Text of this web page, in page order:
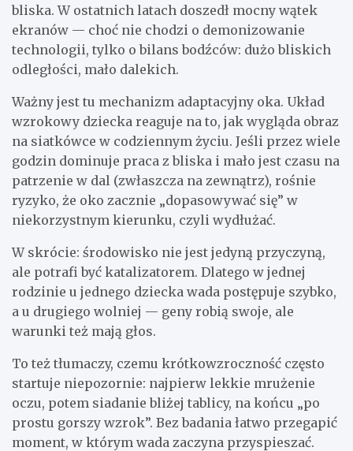
bliska. W ostatnich latach doszedł mocny wątek
ekranów — choć nie chodzi o demonizowanie
technologii, tylko o bilans bodźców: dużo bliskich
odległości, mało dalekich.
Ważny jest tu mechanizm adaptacyjny oka. Układ
wzrokowy dziecka reaguje na to, jak wygląda obraz
na siatkówce w codziennym życiu. Jeśli przez wiele
godzin dominuje praca z bliska i mało jest czasu na
patrzenie w dal (zwłaszcza na zewnątrz), rośnie
ryzyko, że oko zacznie „dopasowywać się” w
niekorzystnym kierunku, czyli wydłużać.
W skrócie: środowisko nie jest jedyną przyczyną,
ale potrafi być katalizatorem. Dlatego w jednej
rodzinie u jednego dziecka wada postępuje szybko,
a u drugiego wolniej — geny robią swoje, ale
warunki też mają głos.
To też tłumaczy, czemu krótkowzroczność często
startuje niepozornie: najpierw lekkie mrużenie
oczu, potem siadanie bliżej tablicy, na końcu „po
prostu gorszy wzrok”. Bez badania łatwo przegapić
moment, w którym wada zaczyna przyspieszać.